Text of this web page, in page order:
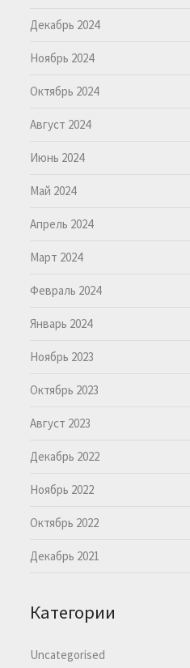
Декабрь 2024
Ноябрь 2024
Октябрь 2024
Август 2024
Июнь 2024
Май 2024
Апрель 2024
Март 2024
Февраль 2024
Январь 2024
Ноябрь 2023
Октябрь 2023
Август 2023
Декабрь 2022
Ноябрь 2022
Октябрь 2022
Декабрь 2021
Категории
Uncategorised